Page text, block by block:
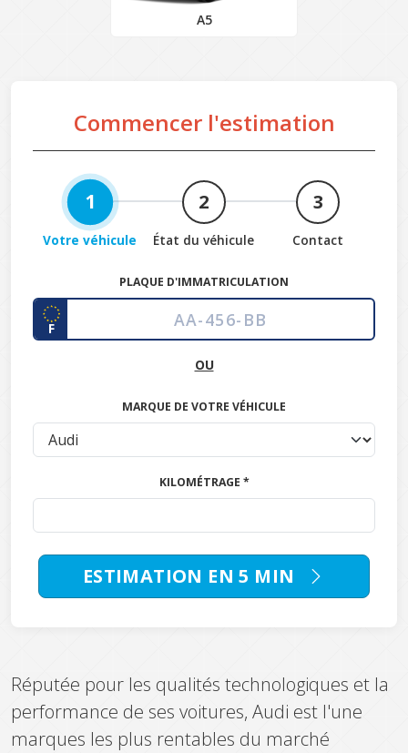
A5
Commencer l'estimation
1
Votre véhicule
2
État du véhicule
3
Contact
PLAQUE D'IMMATRICULATION
F
OU
MARQUE DE VOTRE VÉHICULE
KILOMÉTRAGE *
ESTIMATION EN 5 MIN
Réputée pour les qualités technologiques et la
performance de ses voitures, Audi est l'une
marques les plus rentables du marché